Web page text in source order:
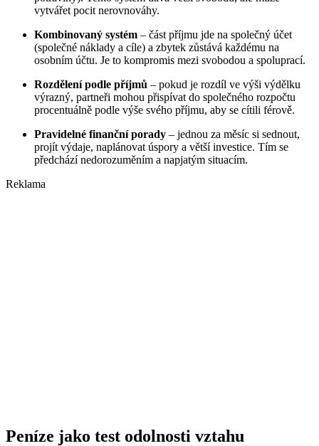
vytvářet pocit nerovnováhy.
Kombinovaný systém – část příjmu jde na společný účet
(společné náklady a cíle) a zbytek zůstává každému na
osobním účtu. Je to kompromis mezi svobodou a spoluprací.
Rozdělení podle příjmů – pokud je rozdíl ve výši výdělku
výrazný, partneři mohou přispívat do společného rozpočtu
procentuálně podle výše svého příjmu, aby se cítili férově.
Pravidelné finanční porady – jednou za měsíc si sednout,
projít výdaje, naplánovat úspory a větší investice. Tím se
předchází nedorozuměním a napjatým situacím.
Reklama
Peníze jako test odolnosti vztahu